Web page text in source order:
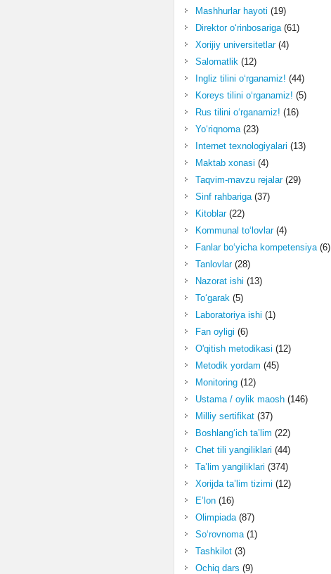
Mashhurlar hayoti (19)
Direktor o‘rinbosariga(61)
Xorijiy universitetlar(4)
Salomatlik(12)
Ingliz tilini o‘rganamiz! (44)
Koreys tilini o‘rganamiz! (5)
Rus tilini o‘rganamiz! (16)
Yo‘riqnoma(23)
Internet texnologiyalari (13)
Maktab xonasi (4)
Taqvim-mavzu rejalar(29)
Sinf rahbariga(37)
Kitoblar(22)
Kommunal to‘lovlar(4)
Fanlar bo‘yicha kompetensiya(6)
Tanlovlar(28)
Nazorat ishi (13)
To‘garak(5)
Laboratoriya ishi (1)
Fan oyligi (6)
O'qitish metodikasi (12)
Metodik yordam (45)
Monitoring(12)
Ustama / oylik maosh(146)
Milliy sertifikat(37)
Boshlang‘ich ta’lim (22)
Chet tili yangiliklari (44)
Ta’lim yangiliklari (374)
Xorijda ta’lim tizimi (12)
E’lon(16)
Olimpiada(87)
So‘rovnoma(1)
Tashkilot(3)
Ochiq dars (9)